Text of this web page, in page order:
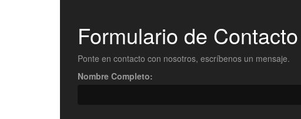
Formulario de Contacto
Ponte en contacto con nosotros, escríbenos un mensaje.
Nombre Completo: